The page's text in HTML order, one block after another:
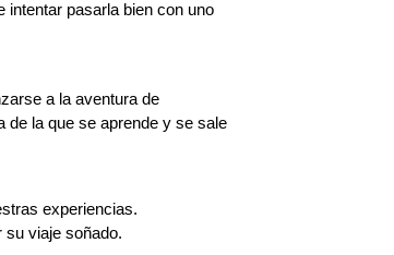
intentar pasarla bien con uno
a la aventura de
de la que se aprende y se sale
experiencias.
su viaje soñado.